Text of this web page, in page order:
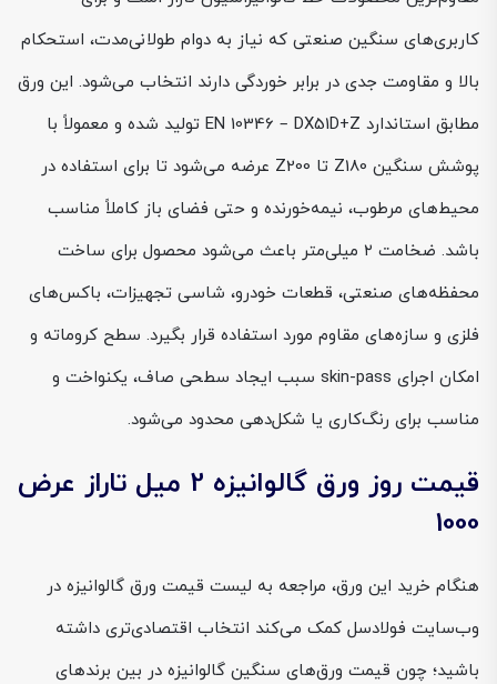
کاربری‌های سنگین‌ صنعتی که نیاز به دوام طولانی‌مدت، استحکام
بالا و مقاومت جدی در برابر خوردگی دارند انتخاب می‌شود. این ورق
مطابق استاندارد EN 10346 – DX51D+Z تولید شده و معمولاً با
پوشش سنگین Z180 تا Z200 عرضه می‌شود تا برای استفاده در
محیط‌های مرطوب، نیمه‌خورنده و حتی فضای باز کاملاً مناسب
باشد. ضخامت ۲ میلی‌متر باعث می‌شود محصول برای ساخت
محفظه‌های صنعتی، قطعات خودرو، شاسی تجهیزات، باکس‌های
فلزی و سازه‌های مقاوم مورد استفاده قرار بگیرد. سطح کروماته و
امکان اجرای skin-pass سبب ایجاد سطحی صاف، یکنواخت و
مناسب برای رنگ‌کاری یا شکل‌دهی محدود می‌شود.
قیمت روز ورق گالوانیزه 2 میل تاراز عرض
1000
هنگام خرید این ورق، مراجعه به لیست قیمت ورق گالوانیزه در
وب‌سایت فولادسل کمک می‌کند انتخاب اقتصادی‌تری داشته
باشید؛ چون قیمت ورق‌های سنگین گالوانیزه در بین برندهای